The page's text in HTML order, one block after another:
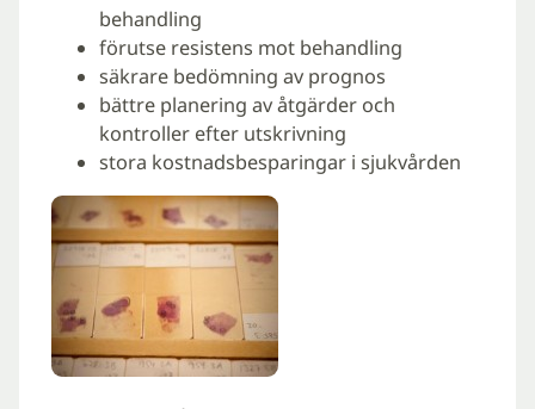
behandling
förutse resistens mot behandling
säkrare bedömning av prognos
bättre planering av åtgärder och
kontroller efter utskrivning
stora kostnadsbesparingar i sjukvården